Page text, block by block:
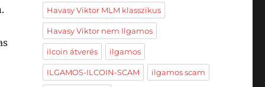
Havasy Viktor MLM klasszikus
Havasy Viktor nem Ilgamos
ilcoin átverés ilgamos
ILGAMOS-ILCOIN-SCAM ilgamos scam